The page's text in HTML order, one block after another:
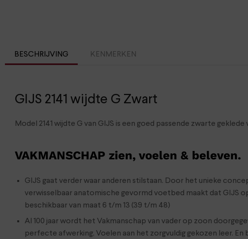
BESCHRIJVING KENMERKEN
GIJS 2141 wijdte G Zwart
Model 2141 wijdte G van GIJS is een goed passende zwarte
VAKMANSCHAP zien, voelen & beleven.
GIJS gaat verder waar anderen stilstaan. Door het unieke
verwisselbaar anatomische gevormd voetbed maakt dat GIJS
beschikbaar van maat 6 t/m 13 (39 t/m 48)
Al 100 jaar wordt het Vakmanschap van vader op zoon
perfecte afwerking, Voelen aan het zorgvuldig gekozen leer.